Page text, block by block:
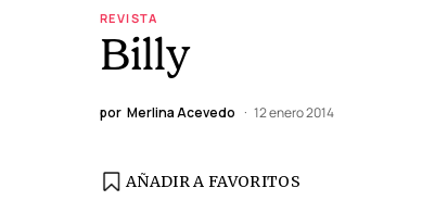
REVISTA
Billy
por Merlina Acevedo 12 enero 2014
AÑADIR A FAVORITOS